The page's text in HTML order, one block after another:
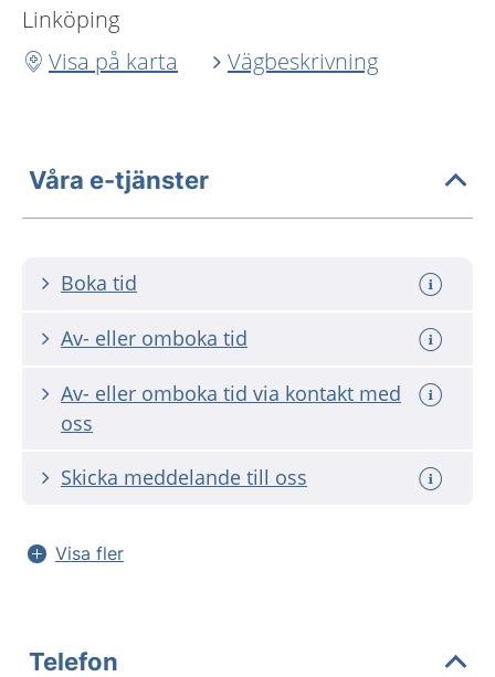
Linköping
Visa på karta
Vägbeskrivning
Våra e-tjänster
Boka tid
Av- eller omboka tid
Av- eller omboka tid via kontakt med
oss
Skicka meddelande till oss
Visa fler
Telefon